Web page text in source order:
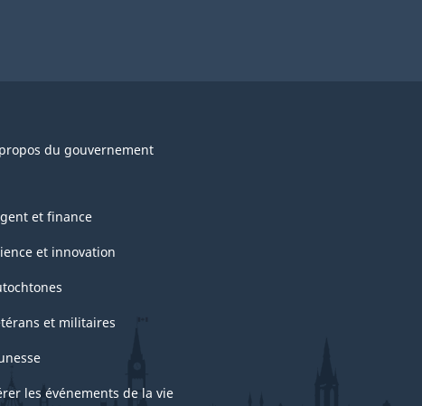
du gouvernement
et finance
et innovation
et militaires
les événements de la vie